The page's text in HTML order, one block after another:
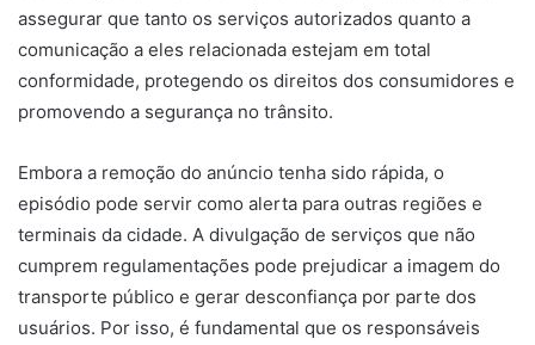
assegurar que tanto os serviços autorizados quanto a
comunicação a eles relacionada estejam em total
conformidade, protegendo os direitos dos consumidores e
promovendo a segurança no trânsito.
Embora a remoção do anúncio tenha sido rápida, o
episódio pode servir como alerta para outras regiões e
terminais da cidade. A divulgação de serviços que não
cumprem regulamentações pode prejudicar a imagem do
transporte público e gerar desconfiança por parte dos
usuários. Por isso, é fundamental que os responsáveis